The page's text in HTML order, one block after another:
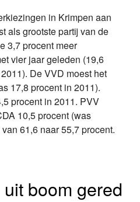
in Krimpen aan
als grootste partij van de
3,7 procent meer
vier jaar geleden (19,6
De VVD moest het
17,8 procent in 2011).
procent in 2011. PVV
10,5 procent (was
61,6 naar 55,7 procent.
boom gered